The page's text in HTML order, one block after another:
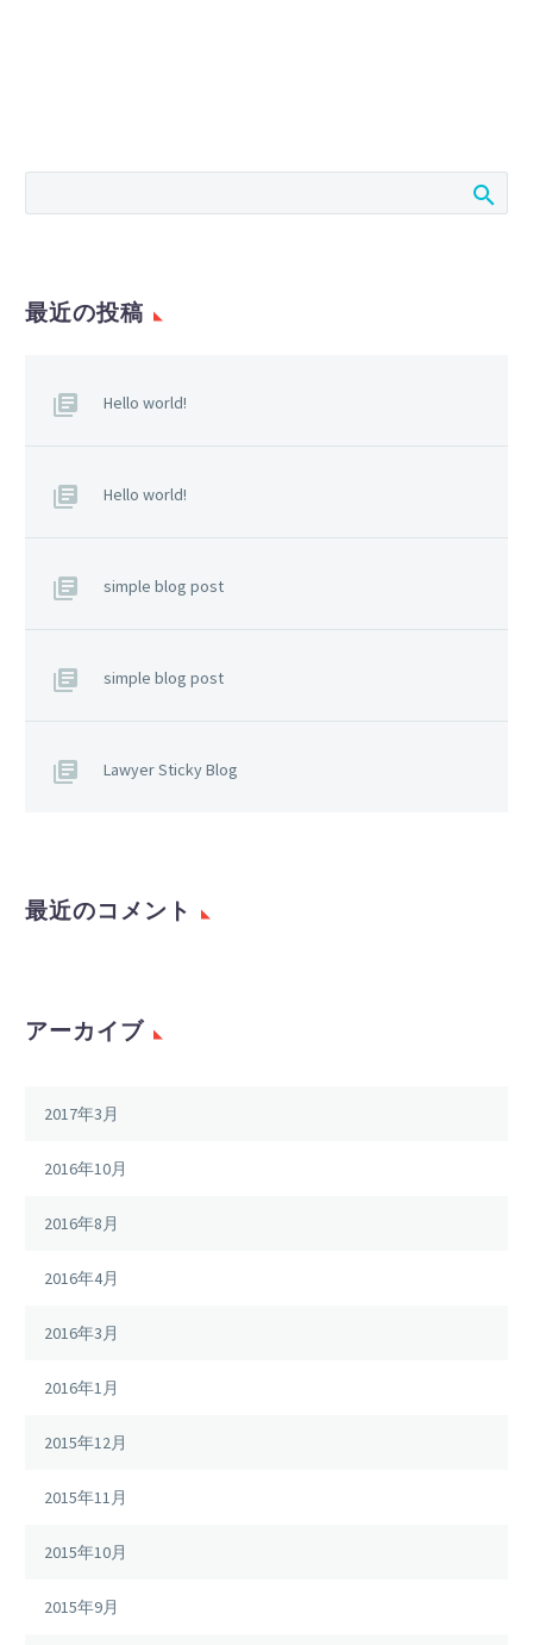
最近の投稿
Hello world!
Hello world!
simple blog post
simple blog post
Lawyer Sticky Blog
最近のコメント
アーカイブ
2017年3月
2016年10月
2016年8月
2016年4月
2016年3月
2016年1月
2015年12月
2015年11月
2015年10月
2015年9月